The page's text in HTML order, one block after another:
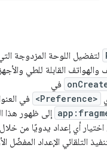
لتفضيل اللوحة المزدوجة
القابلة للطي
في
<Preference> في
إلى ظهور هذا
أي إعداد يدويًا من
التلقائي الإعداد